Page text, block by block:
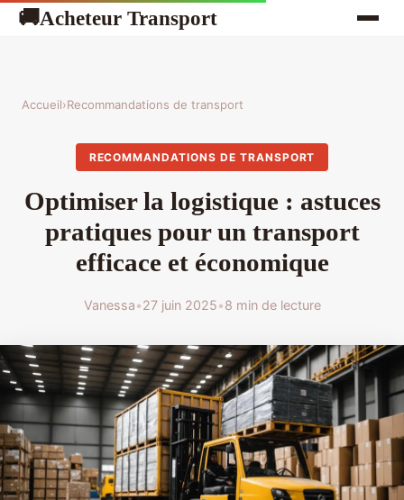
🚚Acheteur Transport
Accueil›Recommandations de transport
RECOMMANDATIONS DE TRANSPORT
Optimiser la logistique : astuces
pratiques pour un transport
efficace et économique
Vanessa•27 juin 2025•8 min de lecture